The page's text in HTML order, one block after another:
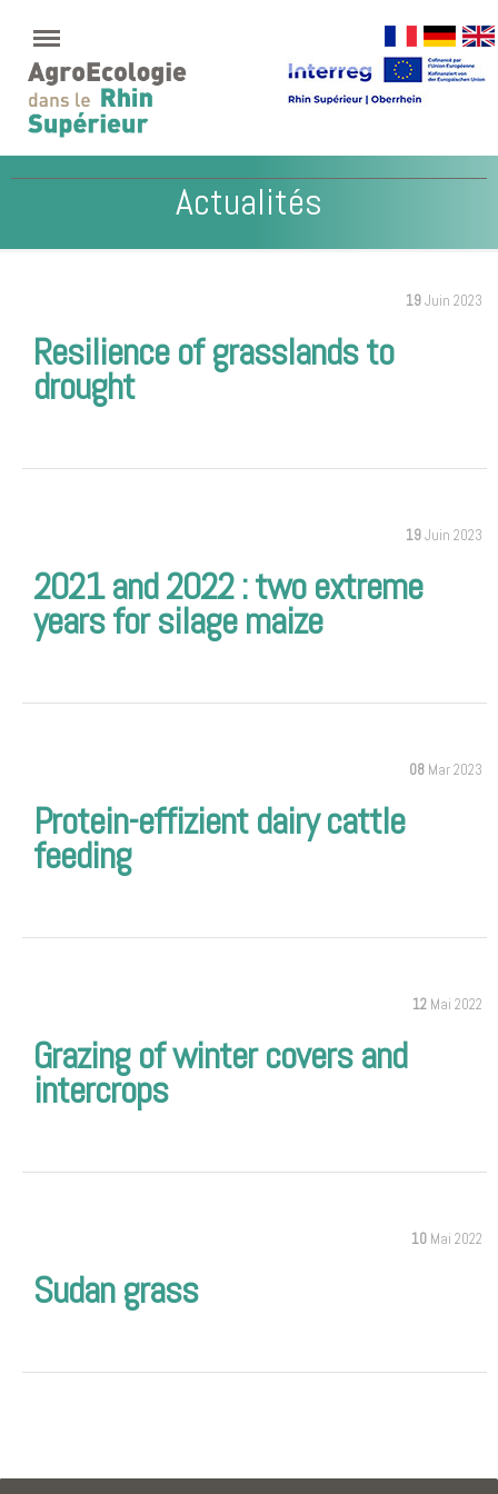
Actualités
19Juin 2023
Resilience of grasslands to
drought
19Juin 2023
2021 and 2022 : two extreme
years for silage maize
08 Mar 2023
Protein-effizient dairy cattle
feeding
12 Mai 2022
Grazing of winter covers and
intercrops
10 Mai 2022
Sudan grass